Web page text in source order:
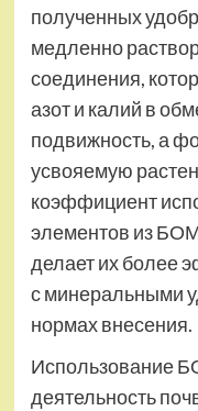
полученных
медленно
соединения,
азот и калий в
подвижность, а
усвояемую
коэффициент
элементов из
делает их более
с минеральными
нормах внесения.
Использование
деятельность